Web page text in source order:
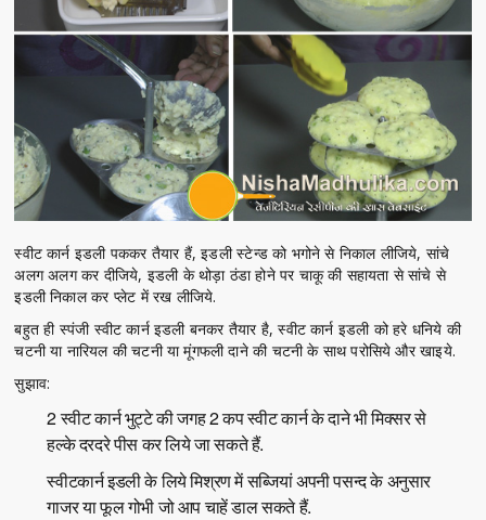
स्वीट कार्न इडली पककर तैयार हैं, इडली स्टेन्ड को भगोने से निकाल लीजिये, सांचे
अलग अलग कर दीजिये, इडली के थोड़ा ठंडा होने पर चाकू की सहायता से सांचे से
इडली निकाल कर प्लेट में रख लीजिये.
बहुत ही स्पंजी स्वीट कार्न इडली बनकर तैयार है, स्वीट कार्न इडली को हरे धनिये की
चटनी या नारियल की चटनी या मूंगफली दाने की चटनी के साथ परोसिये और खाइये.
सुझाव:
2 स्वीट कार्न भुट्टे की जगह 2 कप स्वीट कार्न के दाने भी मिक्सर से
हल्के दरदरे पीस कर लिये जा सकते हैं.
स्वीटकार्न इडली के लिये मिश्रण में सब्जियां अपनी पसन्द के अनुसार
गाजर या फूल गोभी जो आप चाहें डाल सकते हैं.